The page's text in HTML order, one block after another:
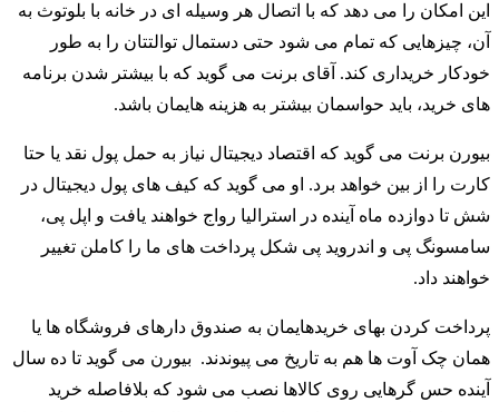
این امکان را می دهد که با اتصال هر وسیله ای در خانه با بلوتوث به
آن، چیزهایی که تمام می شود حتی دستمال توالتتان را به طور
خودکار خریداری کند. آقای برنت می گوید که با بیشتر شدن برنامه
های خرید، باید حواسمان بیشتر به هزینه هایمان باشد.
بیورن برنت می گوید که اقتصاد دیجیتال نیاز به حمل پول نقد یا حتا
کارت را از بین خواهد برد. او می گوید که کیف های پول دیجیتال در
شش تا دوازده ماه آینده در استرالیا رواج خواهند یافت و اپل پی،
سامسونگ پی و اندروید پی شکل پرداخت های ما را کاملن تغییر
خواهند داد.
پرداخت کردن بهای خریدهایمان به صندوق دارهای فروشگاه ها یا
همان چک آوت ها هم به تاریخ می پیوندند. بیورن می گوید تا ده سال
آینده حس گرهایی روی کالاها نصب می شود که بلافاصله خرید